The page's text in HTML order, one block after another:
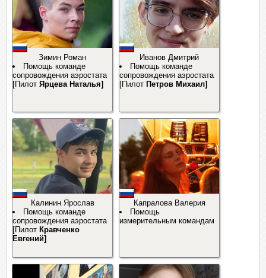
Зимин Роман
Помощь команде
сопровождения аэростата
[Пилот Ярцева Наталья]
Иванов Дмитрий
Помощь команде
сопровождения аэростата
[Пилот Петров Михаил]
Калинин Ярослав
Помощь команде
сопровождения аэростата
[Пилот Кравченко
Евгений]
Капралова Валерия
Помощь
измерительным командам